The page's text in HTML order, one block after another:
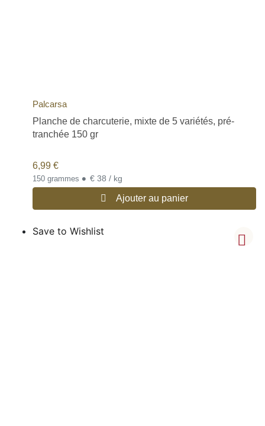
Palcarsa
Planche de charcuterie, mixte de 5 variétés, pré-
tranchée 150 gr
6,99 €
150 grammes • € 38 / kg
Ajouter au panier
Save to Wishlist